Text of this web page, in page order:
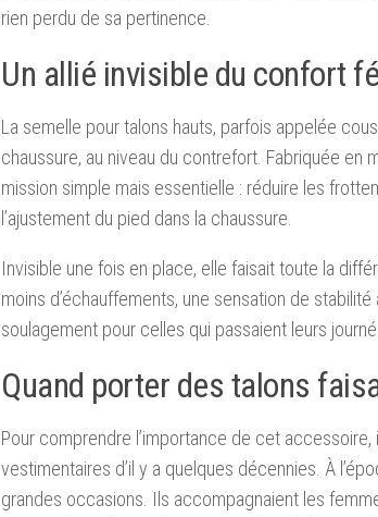
rien perdu de sa pertinence.
Un allié invisible du confort
La semelle pour talons hauts, parfois appelée
chaussure, au niveau du contrefort. Fabriquée en
mission simple mais essentielle : réduire les
l’ajustement du pied dans la chaussure.
Invisible une fois en place, elle faisait toute la
moins d’échauffements, une sensation de
soulagement pour celles qui passaient leurs
Quand porter des talons
Pour comprendre l’importance de cet
vestimentaires d’il y a quelques décennies. À
grandes occasions. Ils accompagnaient les